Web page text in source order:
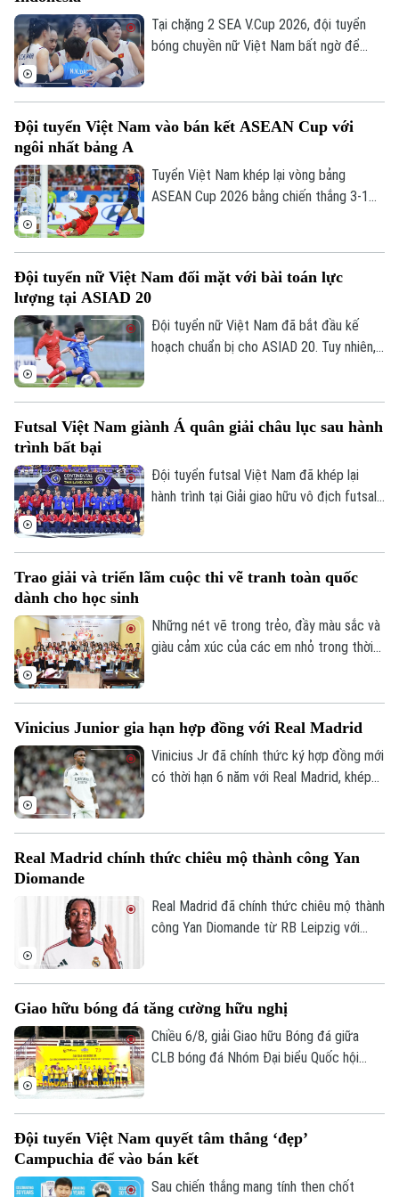
Theo dõi Hà Nội On
Đánh giá
Di tích
Dinh dưỡng
Tư vấn sức khỏe
Thể thao
Bóng đá
Quần vợt
Golf
Giải trí
Sao
Điện ảnh
Thời trang
Âm nhạc
Tại chặng 2 SEA V.Cup 2026, đội tuyển
bóng chuyền nữ Việt Nam bất ngờ để
mình ở những set tiếp theo.
Đội tuyển Việt Nam vào bán kết ASEAN Cup với
ngôi nhất bảng A
Tuyển Việt Nam khép lại vòng bảng
ASEAN Cup 2026 bằng chiến thắng 3-1
tạo đà thuận lợi trước vòng bán kết.
Đội tuyển nữ Việt Nam đối mặt với bài toán lực
lượng tại ASIAD 20
Đội tuyển nữ Việt Nam đã bắt đầu kế
hoạch chuẩn bị cho ASIAD 20. Tuy nhiên,
đầy thách thức trên hành trình hướng tới
Futsal Việt Nam giành Á quân giải châu lục sau hành
trình bất bại
Đội tuyển futsal Việt Nam đã khép lại
hành trình tại Giải giao hữu vô địch futsal
Giustozzi vẫn để lại nhiều dấu ấn khi duy
trình diễn ấn tượng trước các đối thủ
hàng đầu.
Trao giải và triển lãm cuộc thi vẽ tranh toàn quốc
dành cho học sinh
Những nét vẽ trong trẻo, đầy màu sắc và
giàu cảm xúc của các em nhỏ trong thời
Nam – 50 năm Tự hào & Khát vọng mới
được diễn ra tại Hà Nội, nhằm hướng tới
kỷ niệm 50 năm ngày thành lập Ủy ban
Vinicius Junior gia hạn hợp đồng với Real Madrid
Vinicius Jr đã chính thức ký hợp đồng mới
có thời hạn 6 năm với Real Madrid, khép
Real Madrid chính thức chiêu mộ thành công Yan
Diomande
Real Madrid đã chính thức chiêu mộ thành
công Yan Diomande từ RB Leipzig với
triệu euro phụ phí tùy theo thành tích.
Giao hữu bóng đá tăng cường hữu nghị
Chiều 6/8, giải Giao hữu Bóng đá giữa
CLB bóng đá Nhóm Đại biểu Quốc hội
hữu nghị.
Đội tuyển Việt Nam quyết tâm thắng ‘đẹp’
Campuchia để vào bán kết
Sau chiến thắng mang tính then chốt